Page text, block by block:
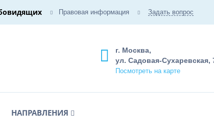
Правовая информация Задать вопрос
г. Москва,
ул. Садовая-Сухаревская,
Посмотреть на карте
НАПРАВЛЕНИЯ